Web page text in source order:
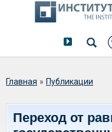
Вы здесь
Главная » Публикации
Переход от